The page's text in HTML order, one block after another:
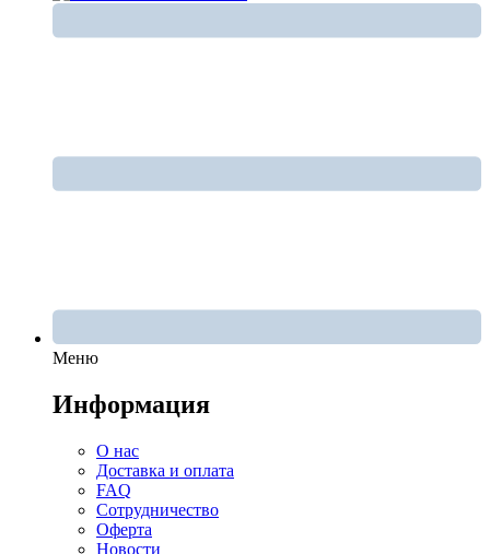
Меню
Информация
О нас
Доставка и оплата
FAQ
Сотрудничество
Оферта
Новости